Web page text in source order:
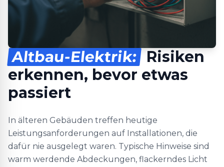
Altbau-Elektrik: Risiken
erkennen, bevor etwas
passiert
In älteren Gebäuden treffen heutige
Leistungsanforderungen auf Installationen, die
dafür nie ausgelegt waren. Typische Hinweise sind
warm werdende Abdeckungen, flackerndes Licht